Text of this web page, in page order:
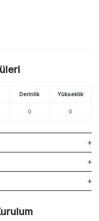
Derinlik Yükseklik
0 0